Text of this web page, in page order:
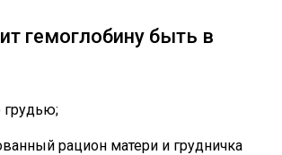
гемоглобину быть в
грудью;
рацион матери и грудничка